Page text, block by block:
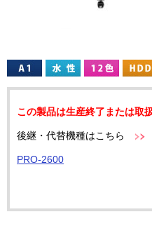
この製品は生産終了または取
後継・代替機種はこちら
PRO-2600